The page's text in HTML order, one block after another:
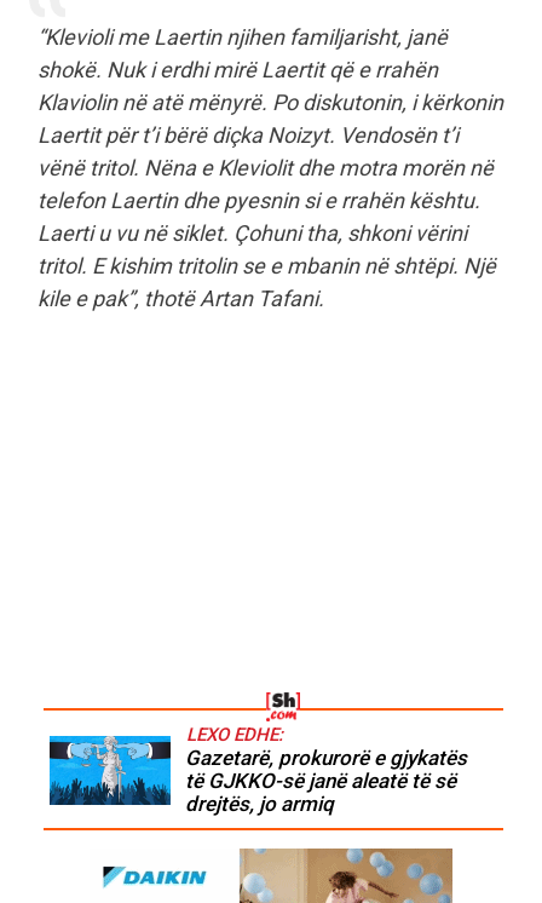
“Klevioli me Laertin njihen familjarisht, janë
shokë. Nuk i erdhi mirë Laertit që e rrahën
Klaviolin në atë mënyrë. Po diskutonin, i kërkonin
Laertit për t’i bërë diçka Noizyt. Vendosën t’i
vënë tritol. Nëna e Kleviolit dhe motra morën në
telefon Laertin dhe pyesnin si e rrahën kështu.
Laerti u vu në siklet. Çohuni tha, shkoni vërini
tritol. E kishim tritolin se e mbanin në shtëpi. Një
kile e pak”, thotë Artan Tafani.
LEXO EDHE:
Gazetarë, prokurorë e gjykatës
të GJKKO-së janë aleatë të së
drejtës, jo armiq